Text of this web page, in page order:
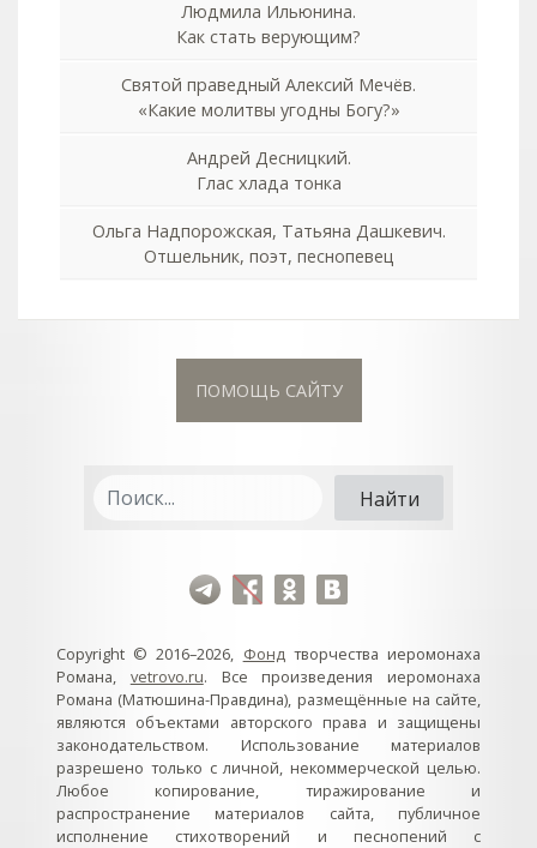
Людмила Ильюнина.
Как стать верующим?
Святой праведный Алексий Мечёв.
«Какие молитвы угодны Богу?»
Андрей Десницкий.
Глас хлада тонка
Ольга Надпорожская, Татьяна Дашкевич.
Отшельник, поэт, песнопевец
ПОМОЩЬ САЙТУ
Copyright © 2016–2026, Фондтворчества иеромонаха
Романа, vetrovo.ru. Все произведения иеромонаха
Романа (Матюшина-Правдина), размещённые на сайте,
являются объектами авторского права и защищены
законодательством. Использование материалов
разрешено только с личной, некоммерческой целью.
Любое копирование, тиражирование и
распространение материалов сайта, публичное
исполнение стихотворений и песнопений с